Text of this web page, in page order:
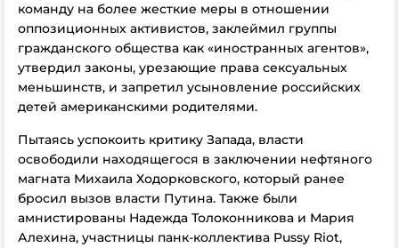
команду на более жесткие меры в отношении
оппозиционных активистов, заклеймил группы
гражданского общества как «иностранных агентов»,
утвердил законы, урезающие права сексуальных
меньшинств, и запретил усыновление российских
детей американскими родителями.
Пытаясь успокоить критику Запада, власти
освободили находящегося в заключении нефтяного
магната Михаила Ходорковского, который ранее
бросил вызов власти Путина. Также были
амнистированы Надежда Толоконникова и Мария
Алехина, участницы панк-коллектива Pussy Riot,